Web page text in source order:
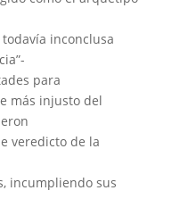
inconclusa
para
más injusto del
veredicto de la
incumpliendo sus